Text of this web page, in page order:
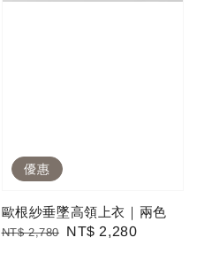
優惠
歐根紗垂墜高領上衣｜兩色
Regular
NT$ 2,780
Sale
NT$ 2,280